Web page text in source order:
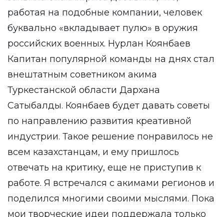
работая на подобные компании, человек
буквально «вкладывает пулю» в оружия
российских военных. Нурлан Коянбаев
Капитан популярной команды на днях стал
внештатным советником акима
Туркестанской области Дархана
Сатыбалды. Коянбаев будет давать советы
по направлению развития креативной
индустрии. Такое решение понравилось не
всем казахстанцам, и ему пришлось
отвечать на критику, еще не приступив к
работе. Я встречался с акимами регионов и
поделился многими своими мыслями. Пока
мои творческие идеи поддержала только